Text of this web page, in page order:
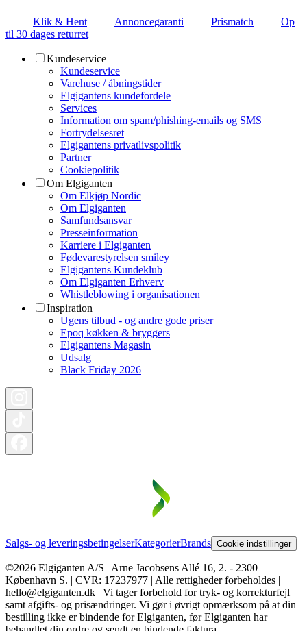
Klik & Hent Annoncegaranti Prismatch
Op
til 30 dages returret
Kundeservice
Kundeservice
Varehuse / åbningstider
Elgigantens kundefordele
Services
Information om spam/phishing-emails og SMS
Fortrydelsesret
Elgigantens privatlivspolitik
Partner
Cookiepolitik
Om Elgiganten
Om Elkjøp Nordic
Om Elgiganten
Samfundsansvar
Presseinformation
Karriere i Elgiganten
Fødevarestyrelsen smiley
Elgigantens Kundeklub
Om Elgiganten Erhverv
Whistleblowing i organisationen
Inspiration
Ugens tilbud - og andre gode priser
Epoq køkken & bryggers
Elgigantens Magasin
Udsalg
Black Friday 2026
Salgs- og leveringsbetingelserKategorierBrands Cookie indstillinger
©2026 Elgiganten A/S | Arne Jacobsens Allé 16, 2. - 2300
København S. | CVR: 17237977 | Alle rettigheder forbeholdes |
hello@elgiganten.dk | Vi tager forbehold for tryk- og korrekturfejl
samt afgifts- og prisændringer. Vi gør i øvrigt opmærksom på at din
bestilling ikke er bindende for Elgiganten, før Elgiganten har